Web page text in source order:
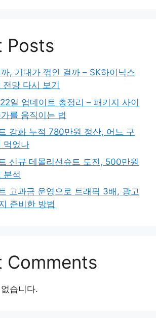
Posts
, 기대가 꺾인 걸까 – SK하이닉스
망 다시 보기
일 업데이트 총정리 – 패키지 사이
를 움직이는 법
강화 누적 780만원 정산, 어느 구
먹었나
신규 데몰리션슈트 도전, 500만원
분석
고과금 운영으로 트래픽 3배, 광고
준비한 방법
Comments
습니다.